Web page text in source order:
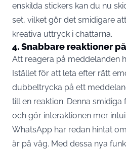
enskilda stickers kan du nu
set, vilket gör det smidigare
kreativa uttryck i chattarna.
4. Snabbare reaktioner
Att reagera på meddelanden
Istället för att leta efter rätt
dubbeltrycka på ett
till en reaktion. Denna
och gör interaktionen mer
WhatsApp har redan hintat
är på väg. Med dessa nya